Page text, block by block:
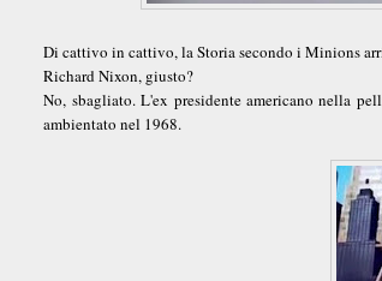
Di cattivo in cattivo, la Storia secondo i Minions
Richard Nixon, giusto?
No, sbagliato. L'ex presidente americano nella
ambientato nel 1968.